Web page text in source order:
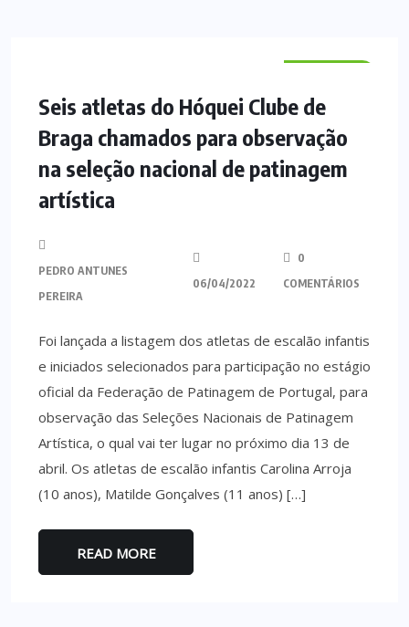
Seis atletas do Hóquei Clube de
Braga chamados para observação
na seleção nacional de patinagem
artística
PEDRO ANTUNES
PEREIRA
06/04/2022
0
COMENTÁRIOS
Foi lançada a listagem dos atletas de escalão infantis
e iniciados selecionados para participação no estágio
oficial da Federação de Patinagem de Portugal, para
observação das Seleções Nacionais de Patinagem
Artística, o qual vai ter lugar no próximo dia 13 de
abril. Os atletas de escalão infantis Carolina Arroja
(10 anos), Matilde Gonçalves (11 anos) […]
READ MORE